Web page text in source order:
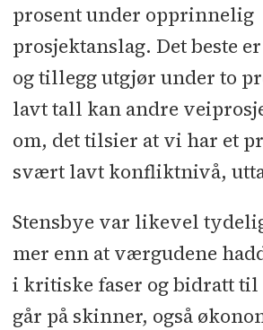
prosent under opprinnelig
prosjektanslag. Det beste
og tillegg utgjør under to
lavt tall kan andre
om, det tilsier at vi har et
svært lavt konfliktnivå,
Stensbye var likevel
mer enn at værgudene
i kritiske faser og bidratt til
går på skinner, også